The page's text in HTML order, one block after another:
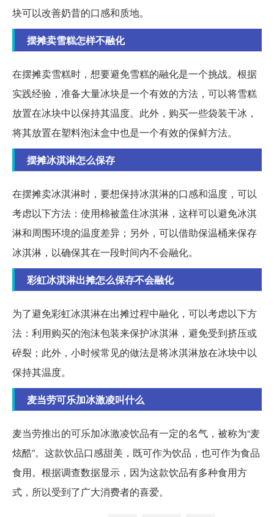
块可以改善奶昔的口感和质地。
摆摊卖雪糕怎样不融化
在摆摊卖雪糕时，想要避免雪糕的融化是一个挑战。根据
实践经验，准备大量冰块是一个有效的方法，可以将雪糕
放置在冰块中以保持其温度。此外，购买一些袋装干冰，
将其放置在塑料泡沫盒中也是一个有效的保鲜方法。
摆摊冰淇淋怎么保存
在摆摊卖冰淇淋时，要想保持冰淇淋的口感和温度，可以
考虑以下方法：使用棉被盖住冰淇淋，这样可以避免冰淇
淋和周围环境的温度差异；另外，可以借助保温桶来保存
冰淇淋，以确保其在一段时间内不会融化。
彩虹冰淇淋出摊怎么保存不会融化
为了避免彩虹冰淇淋在出摊过程中融化，可以考虑以下方
法：利用购买的泡沫包装来保护冰淇淋，避免受到挤压或
碎裂；此外，小时候常见的做法是将冰淇淋放在冰块中以
保持其温度。
麦当劳可乐加冰激凌叫什么
麦当劳推出的可乐加冰激凌饮品有一定的名气，被称为“麦
炫酷”。这款饮品口感甜美，既可作为饮品，也可作为食品
食用。根据调查数据显示，因为这款饮品有多种食用方
式，所以受到了广大消费者的喜爱。